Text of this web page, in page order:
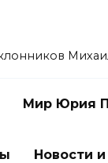
Мир Юрия
Новости и